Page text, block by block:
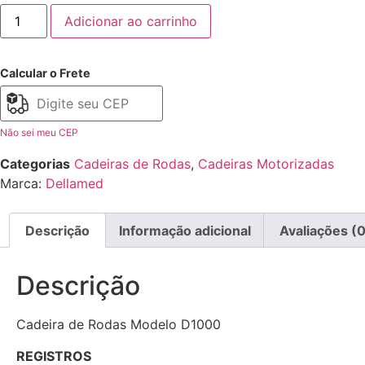
Adicionar ao carrinho
Calcular o Frete
Não sei meu CEP
Categorias Cadeiras de Rodas, Cadeiras Motorizadas
Marca: Dellamed
Descrição Informação adicional Avaliações
Descrição
Cadeira de Rodas Modelo D1000
REGISTROS